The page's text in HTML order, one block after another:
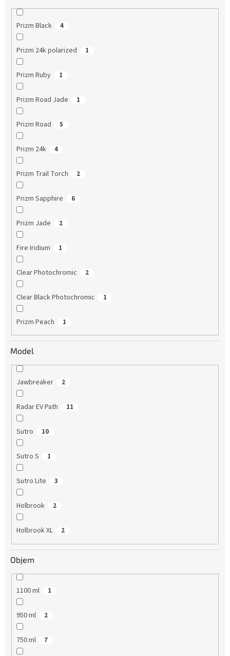
Prizm Black 4
Prizm 24k polarized 1
Prizm Ruby 1
Prizm Road Jade 1
Prizm Road 5
Prizm 24k 4
Prizm Trail Torch 2
Prizm Sapphire 6
Prizm Jade 2
Fire Iridium 1
Clear Photochromic 2
Clear Black Photochromic 1
Prizm Peach 1
Model
Jawbreaker 2
Radar EV Path 11
Sutro 10
Sutro S 1
Sutro Lite 3
Holbrook 2
Holbrook XL 2
Objem
1100 ml 1
950 ml 2
750 ml 7